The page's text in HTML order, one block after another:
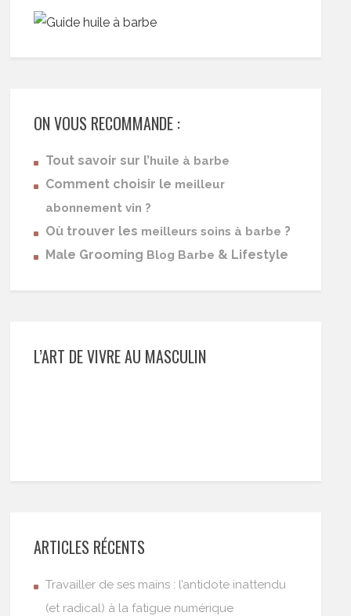
ON VOUS RECOMMANDE :
Tout savoir sur l’huile à barbe
Comment choisir le meilleur
abonnement vin ?
Où trouver les meilleurs soins à barbe ?
Male Grooming Blog Barbe & Lifestyle
L’ART DE VIVRE AU MASCULIN
ARTICLES RÉCENTS
Travailler de ses mains : l’antidote inattendu
(et radical) à la fatigue numérique